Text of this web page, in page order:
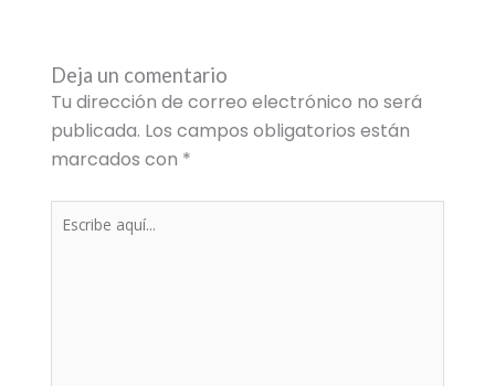
Deja un comentario
Tu dirección de correo electrónico no será
publicada. Los campos obligatorios están
marcados con *
Escribe